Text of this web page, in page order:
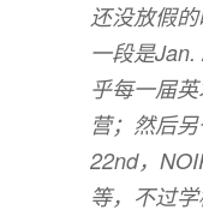
还没放假的
一段是
乎每一届
营；然后
22nd，
等，不过